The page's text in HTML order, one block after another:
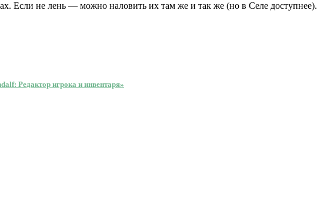
Если не лень — можно наловить их там же и так же (но в Селе доступнее).
Редактор игрока и инвентаря»